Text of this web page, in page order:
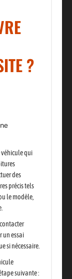
?
véhicule qui
des
précis tels
le modèle,
un essai
si nécessaire.
suivante: